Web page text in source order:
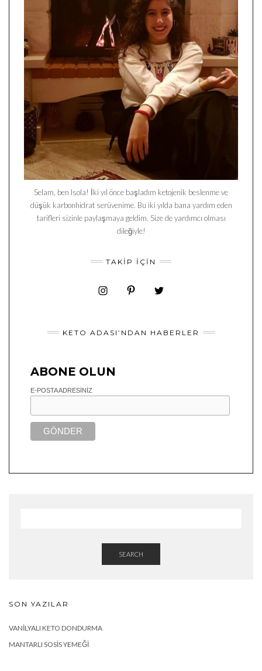
Selam, ben Isola! İki yıl önce başladım ketojenik beslenme ve
düşük karbonhidrat serüvenime. Bu iki yılda bana yardım eden
tarifleri sizinle paylaşmaya geldim. Size de yardımcı olması
dileğiyle!
TAKIP İÇIN
KETO ADASI’NDAN HABERLER
ABONE OLUN
E-POSTA ADRESINIZ
SEARCH
SON YAZILAR
VANILYALI KETO DONDURMA
MANTARLI SOSIS YEMEĞI